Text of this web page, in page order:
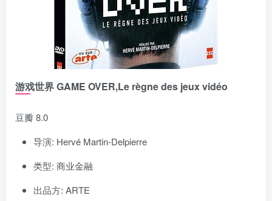
游戏世界 GAME OVER,Le règne des jeux vidéo
豆瓣 8.0
导演: Hervé Martin-Delpierre
类型: 商业金融
出品方: ARTE